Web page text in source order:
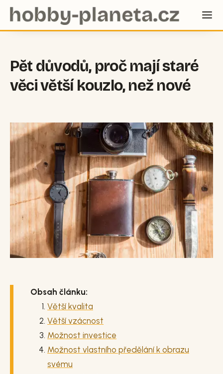
Pět důvodů, proč mají staré
věci větší kouzlo, než nové
Obsah článku:
Větší kvalita
Větší vzácnost
Možnost investice
Možnost vlastního předělání k obrazu
svému